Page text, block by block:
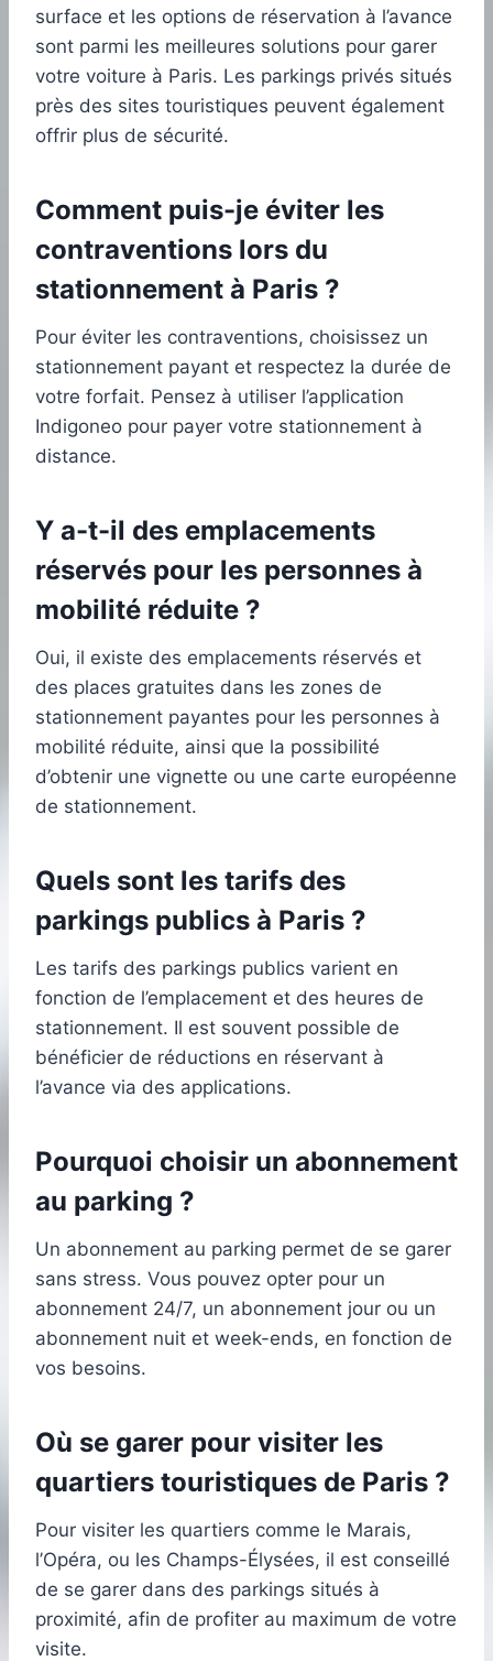
surface et les options de réservation à l’avance
sont parmi les meilleures solutions pour garer
votre voiture à Paris. Les parkings privés situés
près des sites touristiques peuvent également
offrir plus de sécurité.
Comment puis-je éviter les
contraventions lors du
stationnement à Paris ?
Pour éviter les contraventions, choisissez un
stationnement payant et respectez la durée de
votre forfait. Pensez à utiliser l’application
Indigoneo pour payer votre stationnement à
distance.
Y a-t-il des emplacements
réservés pour les personnes à
mobilité réduite ?
Oui, il existe des emplacements réservés et
des places gratuites dans les zones de
stationnement payantes pour les personnes à
mobilité réduite, ainsi que la possibilité
d’obtenir une vignette ou une carte européenne
de stationnement.
Quels sont les tarifs des
parkings publics à Paris ?
Les tarifs des parkings publics varient en
fonction de l’emplacement et des heures de
stationnement. Il est souvent possible de
bénéficier de réductions en réservant à
l’avance via des applications.
Pourquoi choisir un abonnement
au parking ?
Un abonnement au parking permet de se garer
sans stress. Vous pouvez opter pour un
abonnement 24/7, un abonnement jour ou un
abonnement nuit et week-ends, en fonction de
vos besoins.
Où se garer pour visiter les
quartiers touristiques de Paris ?
Pour visiter les quartiers comme le Marais,
l’Opéra, ou les Champs-Élysées, il est conseillé
de se garer dans des parkings situés à
proximité, afin de profiter au maximum de votre
visite.